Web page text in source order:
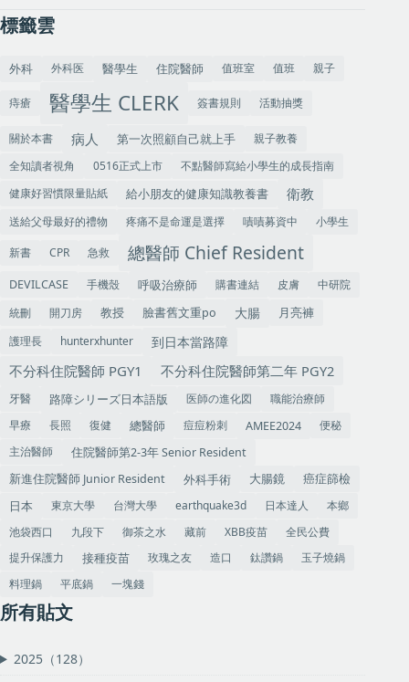
標籤雲
外科 外科医 醫學生 住院醫師 值班室 值班 親子
痔瘡 醫學生 CLERK 簽書規則 活動抽獎
關於本書 病人 第一次照顧自己就上手
親子教養
全知讀者視角
0516正式上市
不點醫師寫給小學生的成長指南
健康好習慣限量貼紙
給小朋友的健康知識教養書 衛教
送給父母最好的禮物 疼痛不是命運是選擇 嘖嘖募資中
小學生
新書
CPR 急救 總醫師 Chief Resident
DEVILCASE 手機殼 呼吸治療師 購書連結 皮膚
中研院
統刪
開刀房 教授 臉書舊文重po 大腸
月亮褲
護理長
hunterxhunter 到日本當路障
不分科住院醫師 PGY1 不分科住院醫師第二年 PGY2
牙醫 路障シリーズ日本語版 医師の進化図
職能治療師
早療
長照 復健 總醫師 痘痘粉刺 AMEE2024
便秘
主治醫師
住院醫師第2-3年 Senior Resident
新進住院醫師 Junior Resident
外科手術 大腸鏡 癌症篩檢
日本 東京大學 台灣大學 earthquake3d 日本達人
本鄉
池袋西口
九段下 御茶之水 藏前 XBB疫苗
全民公費
提升保護力
接種疫苗 玫瑰之友 造口 鈦讚鍋
玉子燒鍋
料理鍋
平底鍋 一塊錢
所有貼文
2025（128）